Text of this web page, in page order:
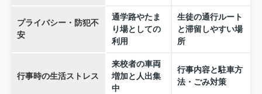
プライバシー・防犯不
安
通学路やたま
り場としての
利用
生徒の通行ルート
と滞留しやすい場
所
行事時の生活ストレス
来校者の車両
増加と人出集
中
行事内容と駐車方
法・ごみ対策